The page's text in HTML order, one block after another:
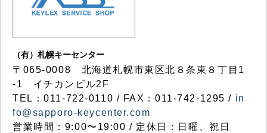
（有）札幌キーセンター
〒065-0008 北海道札幌市東区北８条東８丁目1
-1 イチカンビル2F
TEL：011-722-0110 / FAX：011-742-1295 / in
fo@sapporo-keycenter.com
営業時間：9:00〜19:00 / 定休日：日曜、祝日